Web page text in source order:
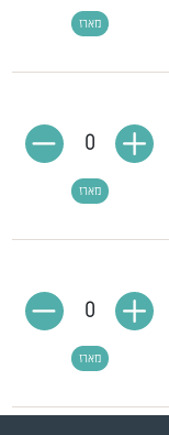
מארז
מארז
0
מארז
0